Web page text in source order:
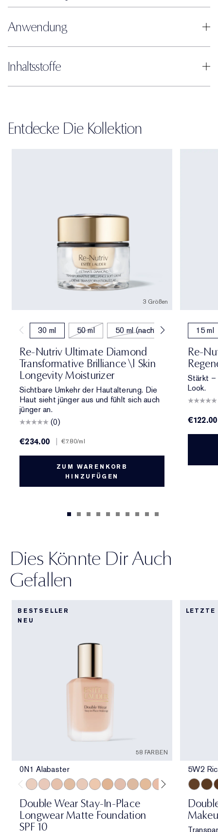
Anwendung
Inhaltsstoffe
Entdecke Die Kollektion
3 Größen
30 ml 50 ml 50 ml (nachfüllen)
Re-Nutriv Ultimate Diamond
Transformative Brilliance \| Skin
Longevity Moisturizer
Sichtbare Umkehr der Hautalterung. Die
Haut sieht jünger aus und fühlt sich auch
jünger an.
(0)
€234.00
| €7.80/ml
ZUM WARENKORB
HINZUFÜGEN
15 ml
Re-
Stärkt –
Look.
€122.00
Dies Könnte Dir Auch
Gefallen
BESTSELLER
NEU
58 FARBEN
0N1 Alabaster
Double Wear Stay-In-Place
Longwear Matte Foundation
SPF 10
LETZTE
5W2